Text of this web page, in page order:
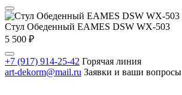
Стул Обеденный EAMES DSW WX-503
5 500 ₽
+7 (917) 914-25-42 Горячая линия
art-dekorm@mail.ru Заявки и ваши вопросы